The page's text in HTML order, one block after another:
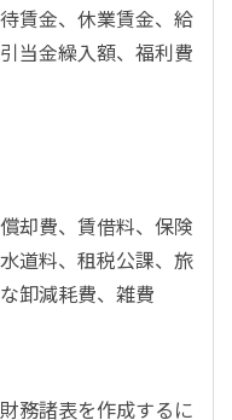
賃金、休業賃金、給
当金繰入額、福利費
却費、賃借料、保険
道料、租税公課、旅
卸減耗費、雑費
務諸表を作成するに